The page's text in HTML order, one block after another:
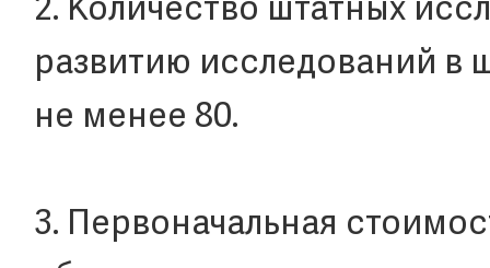
2. Количество штатных
развитию исследований в
не менее 80.
3. Первоначальная